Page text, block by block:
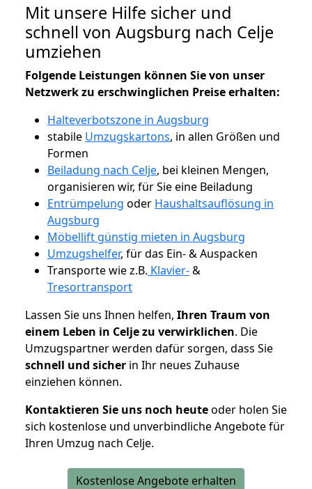
Mit unsere Hilfe sicher und
schnell von Augsburg nach Celje
umziehen
Folgende Leistungen können Sie von unser
Netzwerk zu erschwinglichen Preise erhalten:
Halteverbotszone in Augsburg
stabile Umzugskartons, in allen Größen und
Formen
Beiladung nach Celje, bei kleinen Mengen,
organisieren wir, für Sie eine Beiladung
Entrümpelung oder Haushaltsauflösung in
Augsburg
Möbellift günstig mieten in Augsburg
Umzugshelfer, für das Ein- & Auspacken
Transporte wie z.B. Klavier-&
Tresortransport
Lassen Sie uns Ihnen helfen, Ihren Traum von
einem Leben in Celje zu verwirklichen. Die
Umzugspartner werden dafür sorgen, dass Sie
schnell und sicher in Ihr neues Zuhause
einziehen können.
Kontaktieren Sie uns noch heuteoder holen Sie
sich kostenlose und unverbindliche Angebote für
Ihren Umzug nach Celje.
Kostenlose Angebote erhalten